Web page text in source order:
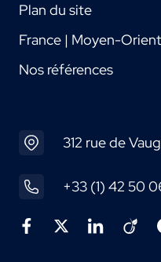
Plan du site
France | Moyen-
Nos références
312 rue de
+33 (1) 42 50